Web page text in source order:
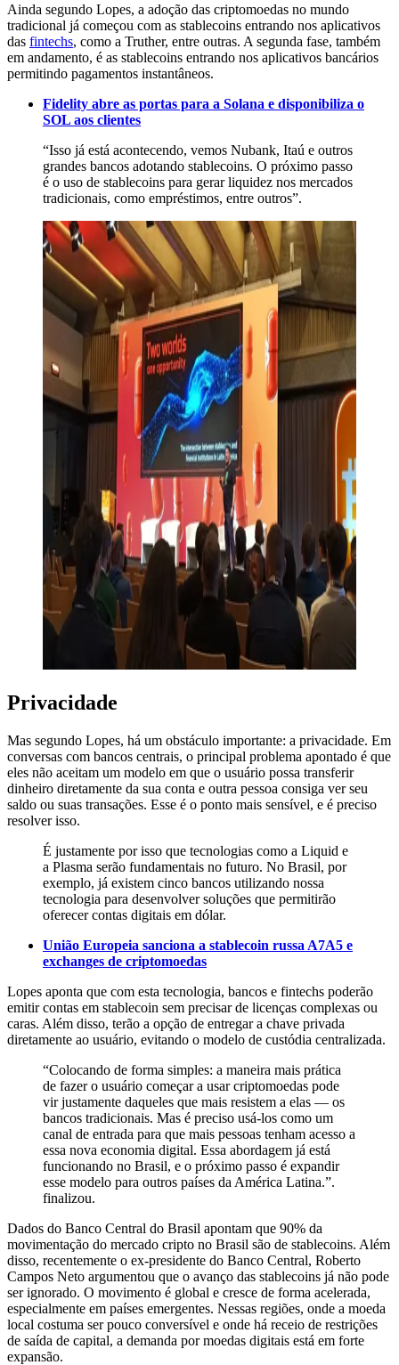
Ainda segundo Lopes, a adoção das criptomoedas no mundo
tradicional já começou com as stablecoins entrando nos aplicativos
das fintechs, como a Truther, entre outras. A segunda fase, também
em andamento, é as stablecoins entrando nos aplicativos bancários
permitindo pagamentos instantâneos.
Fidelity abre as portas para a Solana e disponibiliza o
SOL aos clientes
“Isso já está acontecendo, vemos Nubank, Itaú e outros
grandes bancos adotando stablecoins. O próximo passo
é o uso de stablecoins para gerar liquidez nos mercados
tradicionais, como empréstimos, entre outros”.
Privacidade
Mas segundo Lopes, há um obstáculo importante: a privacidade. Em
conversas com bancos centrais, o principal problema apontado é que
eles não aceitam um modelo em que o usuário possa transferir
dinheiro diretamente da sua conta e outra pessoa consiga ver seu
saldo ou suas transações. Esse é o ponto mais sensível, e é preciso
resolver isso.
É justamente por isso que tecnologias como a Liquid e
a Plasma serão fundamentais no futuro. No Brasil, por
exemplo, já existem cinco bancos utilizando nossa
tecnologia para desenvolver soluções que permitirão
oferecer contas digitais em dólar.
União Europeia sanciona a stablecoin russa A7A5 e
exchanges de criptomoedas
Lopes aponta que com esta tecnologia, bancos e fintechs poderão
emitir contas em stablecoin sem precisar de licenças complexas ou
caras. Além disso, terão a opção de entregar a chave privada
diretamente ao usuário, evitando o modelo de custódia centralizada.
“Colocando de forma simples: a maneira mais prática
de fazer o usuário começar a usar criptomoedas pode
vir justamente daqueles que mais resistem a elas — os
bancos tradicionais. Mas é preciso usá-los como um
canal de entrada para que mais pessoas tenham acesso a
essa nova economia digital. Essa abordagem já está
funcionando no Brasil, e o próximo passo é expandir
esse modelo para outros países da América Latina.”.
finalizou.
Dados do Banco Central do Brasil apontam que 90% da
movimentação do mercado cripto no Brasil são de stablecoins. Além
disso, recentemente o ex-presidente do Banco Central, Roberto
Campos Neto argumentou que o avanço das stablecoins já não pode
ser ignorado. O movimento é global e cresce de forma acelerada,
especialmente em países emergentes. Nessas regiões, onde a moeda
local costuma ser pouco conversível e onde há receio de restrições
de saída de capital, a demanda por moedas digitais está em forte
expansão.